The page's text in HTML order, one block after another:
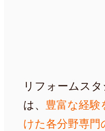
リフォームス
は、 豊富な経験
けた各分野専門